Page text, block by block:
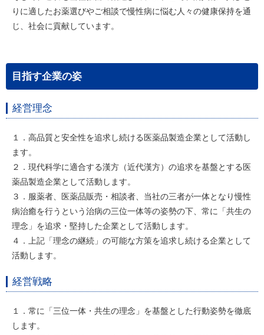
りに適したお薬選びやご相談で慢性病に悩む人々の健康保持を通
じ、社会に貢献しています。
目指す企業の姿
経営理念
１．高品質と安全性を追求し続ける医薬品製造企業として活動し
ます。
２．現代科学に適合する漢方（近代漢方）の追求を基盤とする医
薬品製造企業として活動します。
３．服薬者、医薬品販売・相談者、当社の三者が一体となり慢性
病治癒を行うという治病の三位一体等の姿勢の下、常に「共生の
理念」を追求・堅持した企業として活動します。
４．上記「理念の継続」の可能な方策を追求し続ける企業として
活動します。
経営戦略
１．常に「三位一体・共生の理念」を基盤とした行動姿勢を徹底
します。